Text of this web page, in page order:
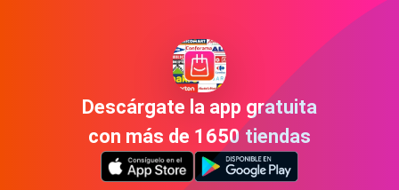
Descárgate la app gratuita
con más de 1650 tiendas